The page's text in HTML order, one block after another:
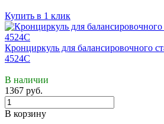
Купить в 1 клик
Кронциркуль для балансировочного
4524C
В наличии
1367 руб.
В корзину